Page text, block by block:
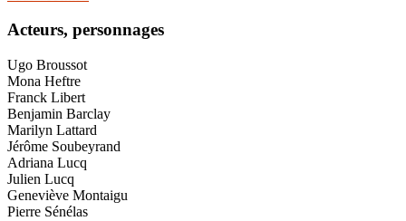
Acteurs, personnages
Ugo Broussot
Mona Heftre
Franck Libert
Benjamin Barclay
Marilyn Lattard
Jérôme Soubeyrand
Adriana Lucq
Julien Lucq
Geneviève Montaigu
Pierre Sénélas